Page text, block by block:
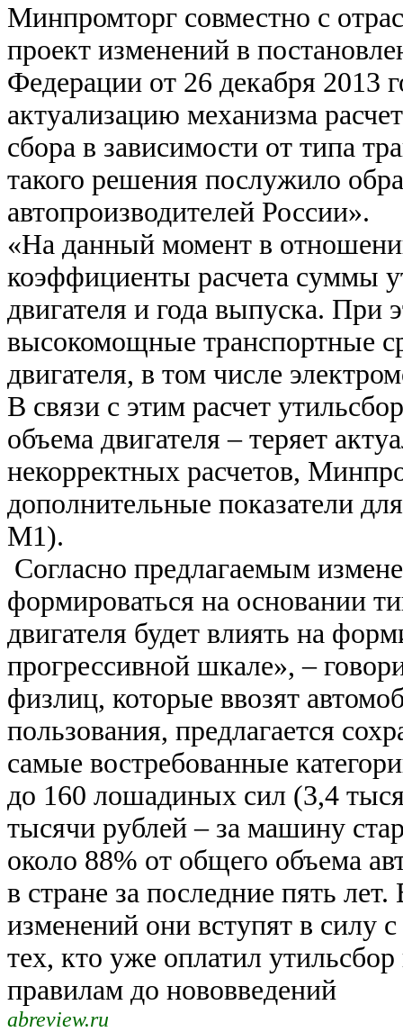
Минпромторг совместно с
проект изменений в
Федерации от 26 декабря
актуализацию механизма
сбора в зависимости от типа
такого решения послужило
автопроизводителей России».
«На данный момент в
коэффициенты расчета суммы
двигателя и года выпуска.
высокомощные транспортные
двигателя, в том числе
В связи с этим расчет
объема двигателя – теряет
некорректных расчетов,
дополнительные показатели
М1).
Согласно предлагаемым
формироваться на основании
двигателя будет влиять на
прогрессивной шкале», –
физлиц, которые ввозят
пользования, предлагается
самые востребованные
до 160 лошадиных сил (3,4
тысячи рублей – за машину
около 88% от общего объема
в стране за последние пять
изменений они вступят в силу
тех, кто уже оплатил
правилам до нововведений
abreview.ru